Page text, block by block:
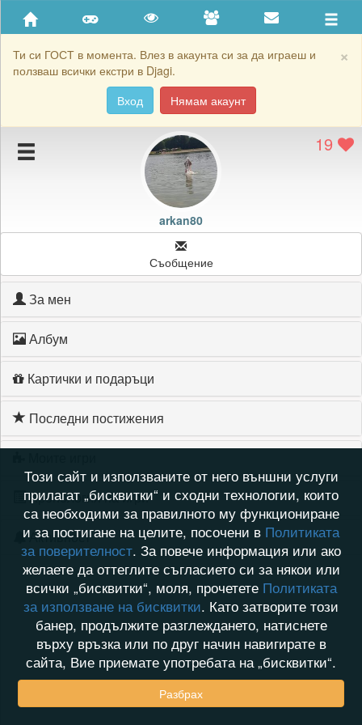
×
Ти си ГОСТ в момента. Влез в акаунта си за да играеш и
ползваш всички екстри в Djagi.
Вход
Нямам акаунт
Приятели
Хронология на игри
Подаръците на arkan80
Картичките на arkan80
19
arkan80
Съобщение
За мен
Албум
Картички и подаръци
Последни постижения
Хронология на игри
Активност
Този сайт и използваните от него външни услуги
прилагат „бисквитки“ и сходни технологии, които
са необходими за правилното му функциониране
и за постигане на целите, посочени в Политиката
за поверителност. За повече информация или ако
желаете да оттеглите съгласието си за някои или
всички „бисквитки“, моля, прочетете Политиката
за използване на бисквитки. Като затворите този
банер, продължите разглеждането, натиснете
върху връзка или по друг начин навигирате в
сайта, Вие приемате употребата на „бисквитки“.
Разбрах